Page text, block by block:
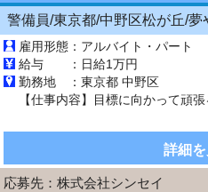
雇用形態： アルバイト・パート
給与 ： 日給1万円
勤務地 ： 東京都 中野区
詳細
応募先： 株式会社シンセイ